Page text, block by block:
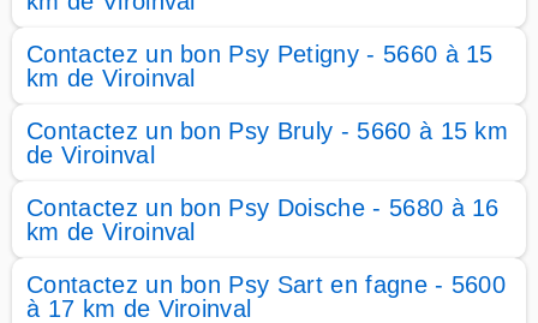
Contactez un bon Psy Petigny - 5660 à 15
km de Viroinval
Contactez un bon Psy Bruly - 5660 à 15 km
de Viroinval
Contactez un bon Psy Doische - 5680 à 16
km de Viroinval
Contactez un bon Psy Sart en fagne - 5600
à 17 km de Viroinval